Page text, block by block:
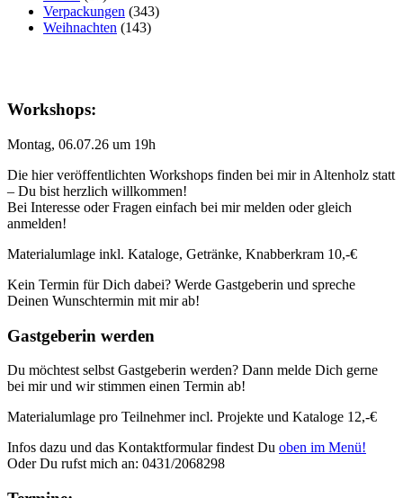
Verpackungen (343)
Weihnachten (143)
Workshops:
Montag, 06.07.26 um 19h
Die hier veröffentlichten Workshops finden bei mir in Altenholz statt
– Du bist herzlich willkommen!
Bei Interesse oder Fragen einfach bei mir melden oder gleich
anmelden!
Materialumlage inkl. Kataloge, Getränke, Knabberkram 10,-€
Kein Termin für Dich dabei? Werde Gastgeberin und spreche
Deinen Wunschtermin mit mir ab!
Gastgeberin werden
Du möchtest selbst Gastgeberin werden? Dann melde Dich gerne
bei mir und wir stimmen einen Termin ab!
Materialumlage pro Teilnehmer incl. Projekte und Kataloge 12,-€
Infos dazu und das Kontaktformular findest Du oben im Menü!
Oder Du rufst mich an: 0431/2068298